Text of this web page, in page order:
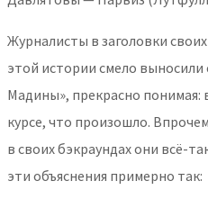
Журналисты в заголовки
этой истории смело выносили
Мадины», прекрасно понимая:
курсе, что произошло.
в своих бэкраундах они всё-
эти объяснения примерно так: